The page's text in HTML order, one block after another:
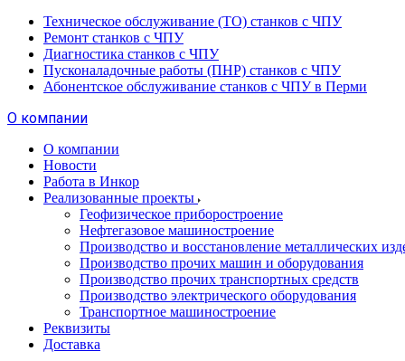
Техническое обслуживание (ТО) станков с ЧПУ
Ремонт станков с ЧПУ
Диагностика станков с ЧПУ
Пусконаладочные работы (ПНР) станков с ЧПУ
Абонентское обслуживание станков с ЧПУ в Перми
О компании
О компании
Новости
Работа в Инкор
Реализованные проекты
Геофизическое приборостроение
Нефтегазовое машиностроение
Производство и восстановление металлических
Производство прочих машин и оборудования
Производство прочих транспортных средств
Производство электрического оборудования
Транспортное машиностроение
Реквизиты
Доставка